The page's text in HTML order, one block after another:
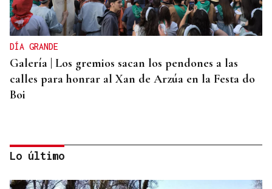
DÍA GRANDE
Galería | Los gremios sacan los pendones a las
calles para honrar al Xan de Arzúa en la Festa do
Boi
Lo último